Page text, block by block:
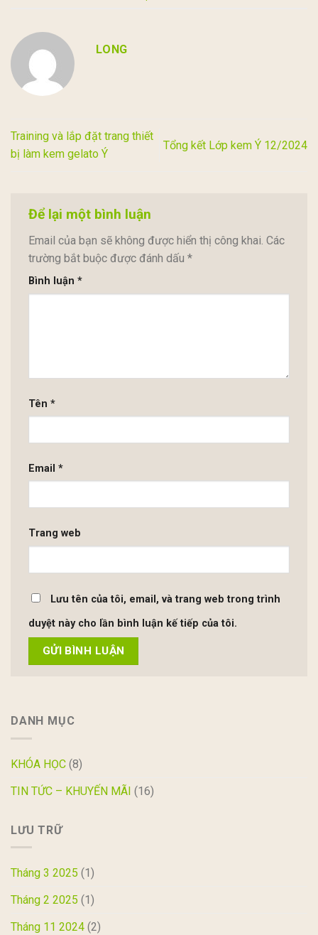
LONG
Training và lắp đặt trang thiết
bị làm kem gelato Ý
Tổng kết Lớp kem Ý 12/2024
Để lại một bình luận
Email của bạn sẽ không được hiển thị công khai. Các
trường bắt buộc được đánh dấu *
Bình luận *
Tên *
Email *
Trang web
Lưu tên của tôi, email, và trang web trong trình
duyệt này cho lần bình luận kế tiếp của tôi.
DANH MỤC
KHÓA HỌC (8)
TIN TỨC – KHUYẾN MÃI (16)
LƯU TRỮ
Tháng 3 2025 (1)
Tháng 2 2025 (1)
Tháng 11 2024 (2)